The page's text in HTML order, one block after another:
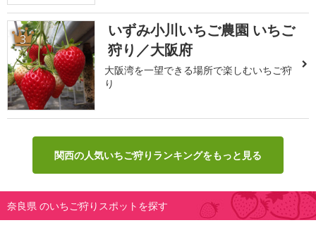
3
いずみ小川いちご農園 いちご
狩り／大阪府
大阪湾を一望できる場所で楽しむいちご狩
り
関西の人気いちご狩りランキングをもっと見る
奈良県 のいちご狩りスポットを探す